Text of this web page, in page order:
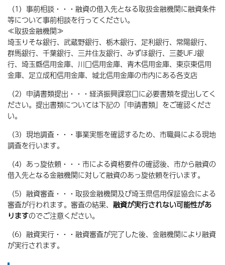
（1）事前相談・・・融資の借入先となる取扱金融機関に融資条件
等について事前相談を行ってください。
≪取扱金融機関≫
埼玉りそな銀行、武蔵野銀行、栃木銀行、足利銀行、常陽銀行、
群馬銀行、千葉銀行、三井住友銀行、みずほ銀行、三菱UFJ銀
行、埼玉縣信用金庫、川口信用金庫、青木信用金庫、東京東信用
金庫、足立成和信用金庫、城北信用金庫の市内にある各支店
（2）申請書類提出・・・経済振興課窓口に必要書類を提出してく
ださい。提出書類については下記の『申請書類』をご確認くださ
い。
（3）現地調査・・・事業実態を確認するため、市職員による現地
調査を行います。
（4）あっ旋依頼・・・市による資格要件の確認後、市から融資の
借入先となる金融機関に対して融資のあっ旋依頼を行います。
（5）融資審査・・・取扱金融機関及び埼玉県信用保証協会による
審査が行われます。審査の結果、 融資が実行されない可能性があ
りますのでご注意ください。
（6）融資実行・・・融資審査が完了した後、金融機関により融資
が実行されます。